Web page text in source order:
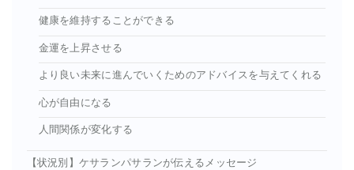
健康を維持することができる
金運を上昇させる
より良い未来に進んでいくためのアドバイスを与えてくれる
心が自由になる
人間関係が変化する
【状況別】ケサランパサランが伝えるメッセージ